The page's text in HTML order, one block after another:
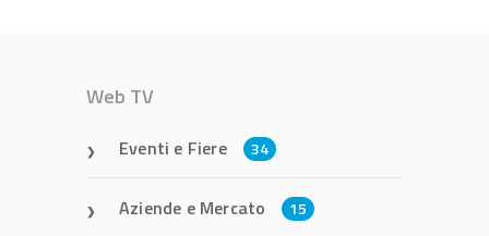
Web TV
Eventi e Fiere 34
Aziende e Mercato 15